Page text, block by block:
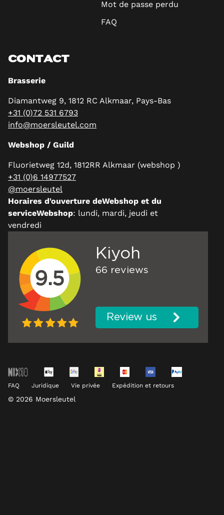
Mot de passe perdu
FAQ
CONTACT
Brasserie
Diamantweg 9, 1812 RC Alkmaar, Pays-Bas
+31 (0)72 531 6793
info@moersleutel.com
Webshop / Guild
Fluorietweg 12d, 1812RR Alkmaar (webshop )
+31 (0)6 14977527
@moersleutel
Horaires d'ouverture deWebshop et du
serviceWebshop: lundi, mardi, jeudi et
vendredi
© 2026 Moersleutel
FAQ Juridique Vie privée Expédition et retours